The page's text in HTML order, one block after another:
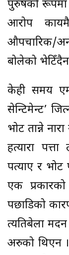
पुरुषको रूपमा
आरोप
औपचारिक/
बोलेको
केही समय
सेन्टिमेन्ट’
भोट तान्ने
हत्यारा
पत्याए र भोट
एक
पछाडिको
त्यतिबेला मदन
अरुको थिएन